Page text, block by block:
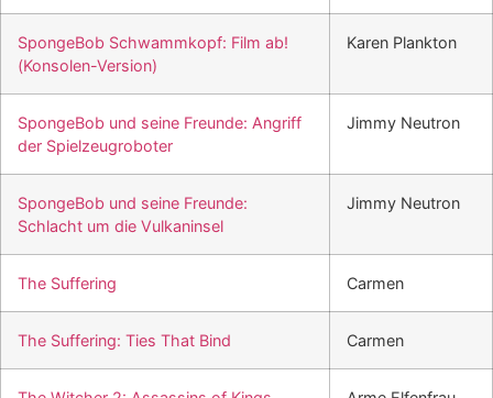
SpongeBob Schwammkopf: Film ab!
(Konsolen-Version)
Karen Plankton
SpongeBob und seine Freunde: Angriff
der Spielzeugroboter
Jimmy Neutron
SpongeBob und seine Freunde:
Schlacht um die Vulkaninsel
Jimmy Neutron
The Suffering Carmen
The Suffering: Ties That Bind Carmen